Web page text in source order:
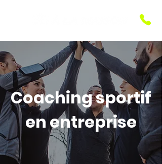
Coaching sportif
en entreprise